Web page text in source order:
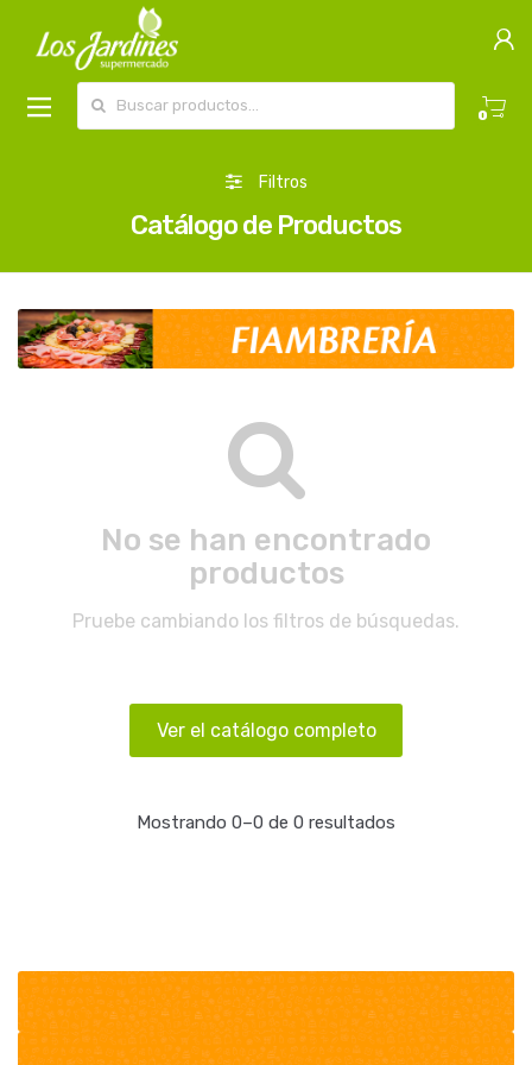
0
Filtros
Catálogo de Productos
No se han encontrado
productos
Pruebe cambiando los filtros de búsquedas.
Ver el catálogo completo
Mostrando 0–0 de 0 resultados